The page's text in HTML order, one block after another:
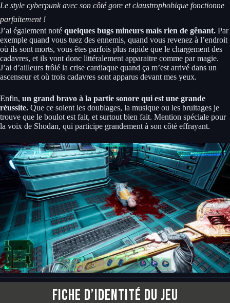
Le style cyberpunk avec son côté gore et claustrophobique fonctionne
parfaitement !
J’ai également noté quelques bugs mineurs mais rien de gênant. Par
exemple quand vous tuez des ennemis, quand vous revenez à l’endroit
où ils sont morts, vous êtes parfois plus rapide que le chargement des
cadavres, et ils vont donc littéralement apparaitre comme par magie.
J’ai d’ailleurs frôlé la crise cardiaque quand ça m’est arrivé dans un
ascenseur et où trois cadavres sont apparus devant mes yeux.
Enfin, un grand bravo à la partie sonore qui est une grande
réussite. Que ce soient les doublages, la musique ou les bruitages je
trouve que le boulot est fait, et surtout bien fait. Mention spéciale pour
la voix de Shodan, qui participe grandement à son côté effrayant.
Fiche d’identité du jeu